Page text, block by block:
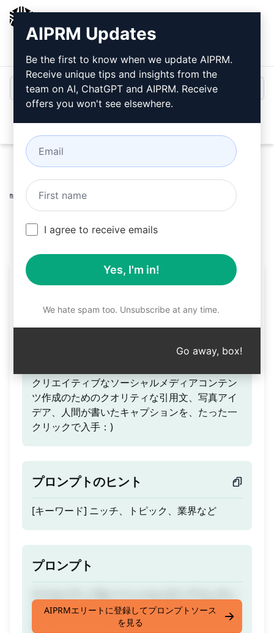
ログイン
Home / AIプロンプト
Social Media
Prompts / ソーシャルメディア引用文投稿
Fran Jeanes
March 13, 2026
51,885
3 35,636
ソーシャルメディア引用文
投稿
クリエイティブなソーシャルメディアコンテン
ツ作成のためのクオリティな引用文、写真アイ
デア、人間が書いたキャプションを、たった一
クリックで入手：)
プロンプトのヒント
[キーワード] ニッチ、トピック、業界など
プロンプト
ツ作成のためのクオリティな引用文、写真アイ
デア、人間が書いたキャプションを、たった一
AIPRMエリートに登録してプロンプトソース
を見る
AIPRM Updates
Be the first to know when we update AIPRM.
Receive unique tips and insights from the
team on AI, ChatGPT and AIPRM. Receive
offers you won't see elsewhere.
I agree to receive emails
Yes, I'm in!
We hate spam too. Unsubscribe at any time.
Go away, box!